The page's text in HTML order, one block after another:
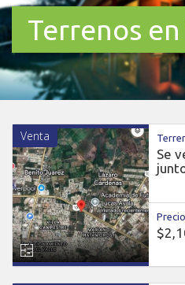
Terrenos
Venta
Se vende terreno (2 lotes
Precio